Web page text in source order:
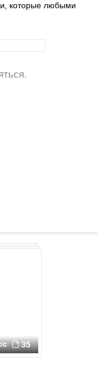
которые любыми
35